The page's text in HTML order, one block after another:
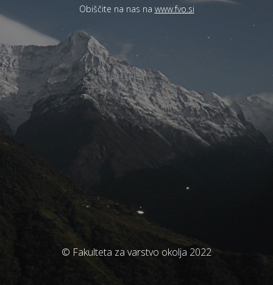
Obiščite na nas na www.fvo.si
© Fakulteta za varstvo okolja 2022